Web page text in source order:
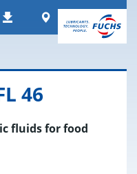
Λήψεις Worldwide
46
fluids for food